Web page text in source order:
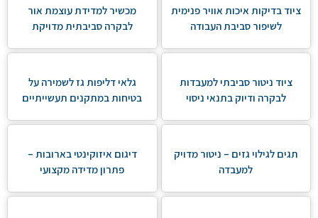
ציוד בדיקות איכות אוויר פנימית
לשיפור סביבת העבודה
מכשיר למדידת עוצמת אור
לבקרה סביבתית מדויקת
ציוד ניטור סביבתי למעבדות
לבקרה ודיוק בתנאי ניסוי
גלאי דליפות גז לשמירה על
בטיחות במתקנים תעשייתיים
תגים לגילוי גזים – ניטור מדויק
למעבדה
דיגום איזוקינטי בארובות –
פתרון מדידה מקצועי